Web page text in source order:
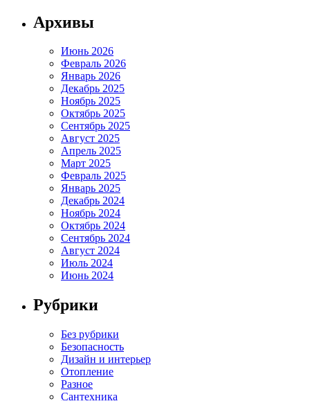
Архивы
Июнь 2026
Февраль 2026
Январь 2026
Декабрь 2025
Ноябрь 2025
Октябрь 2025
Сентябрь 2025
Август 2025
Апрель 2025
Март 2025
Февраль 2025
Январь 2025
Декабрь 2024
Ноябрь 2024
Октябрь 2024
Сентябрь 2024
Август 2024
Июль 2024
Июнь 2024
Рубрики
Без рубрики
Безопасность
Дизайн и интерьер
Отопление
Разное
Сантехника